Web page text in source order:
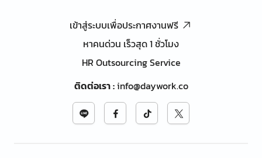
เข้าสู่ระบบเพื่อประกาศงานฟรี
หาคนด่วน เร็วสุด 1 ชั่วโมง
HR Outsourcing Service
ติดต่อเรา:info@daywork.co